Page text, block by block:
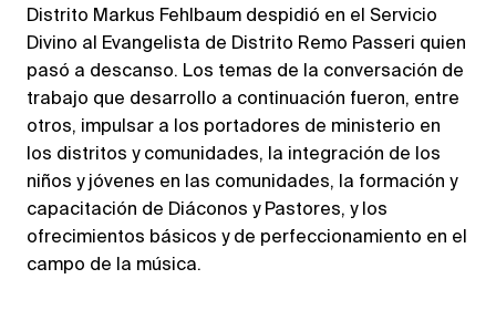
Distrito Markus Fehlbaum despidió en el Servicio
Divino al Evangelista de Distrito Remo Passeri quien
pasó a descanso. Los temas de la conversación de
trabajo que desarrollo a continuación fueron, entre
otros, impulsar a los portadores de ministerio en
los distritos y comunidades, la integración de los
niños y jóvenes en las comunidades, la formación y
capacitación de Diáconos y Pastores, y los
ofrecimientos básicos y de perfeccionamiento en el
campo de la música.